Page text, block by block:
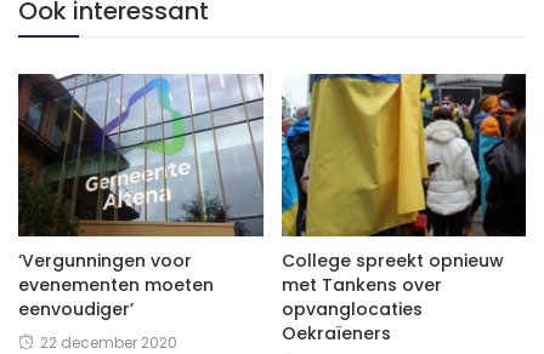
Ook interessant
‘Vergunningen voor
evenementen moeten
eenvoudiger’
22 december 2020
College spreekt opnieuw
met Tankens over
opvanglocaties
Oekraïeners